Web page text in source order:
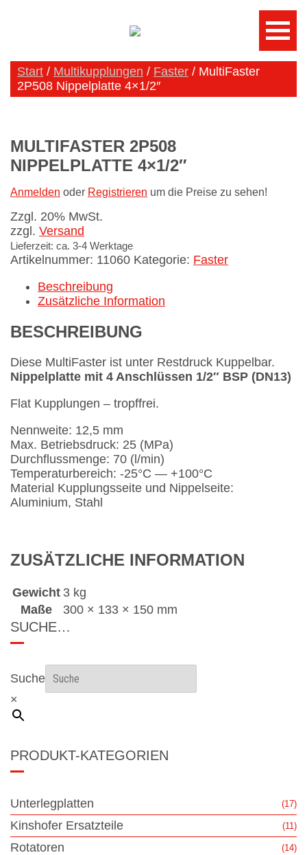
Start / Multikupplungen / Faster / MultiFaster
2P508 Nippelplatte 4×1/2″
MULTIFASTER 2P508
NIPPELPLATTE 4×1/2″
Anmelden oder Registrieren um die Preise zu sehen!
Zzgl. 20% MwSt.
zzgl. Versand
Lieferzeit: ca. 3-4 Werktage
Artikelnummer: 11060 Kategorie: Faster
Beschreibung
Zusätzliche Information
BESCHREIBUNG
Diese MultiFaster ist unter Restdruck Kuppelbar.
Nippelplatte mit 4 Anschlüssen 1/2″ BSP (DN13)
Flat Kupplungen – tropffrei.
Nennweite: 12,5 mm
Max. Betriebsdruck: 25 (MPa)
Durchflussmenge: 70 (l/min)
Temperaturbereich: -25°C — +100°C
Material Kupplungsseite und Nippelseite:
Aluminium, Stahl
ZUSÄTZLICHE INFORMATION
Gewicht 3 kg
Maße
300 × 133 × 150 mm
SUCHE…
Suche
×
PRODUKT-KATEGORIEN
Unterlegplatten (17)
Kinshofer Ersatzteile (11)
Rotatoren (14)